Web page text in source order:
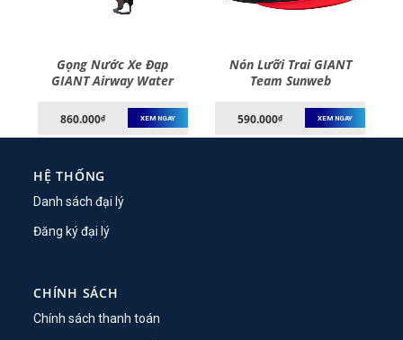
Gọng Nước Xe Đạp
GIANT Airway Water
Bottle
860.000₫ XEM NGAY
Nón Lưỡi Trai GIANT
Team Sunweb
590.000₫ XEM NGAY
HỆ THỐNG
Danh sách đại lý
Đăng ký đại lý
CHÍNH SÁCH
Chính sách thanh toán